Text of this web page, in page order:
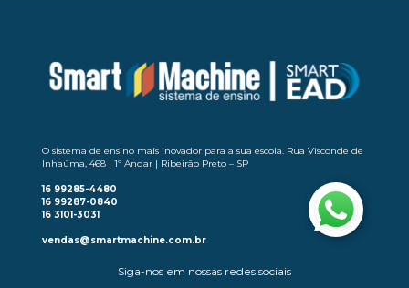
Aula 12: En El Aeropuerto
Aula 13: El Cuerpo Humano
Aula 16: Hablar del Futuro
Aula 17: Hablar del Futuro
O sistema de ensino mais inovador para a sua escola. Rua Visconde de
Inhaúma, 468 | 1º Andar | Ribeirão Preto – SP
16 99285-4480
16 99287-0840
16 3101-3031
vendas@smartmachine.com.br
Siga-nos em nossas redes sociais